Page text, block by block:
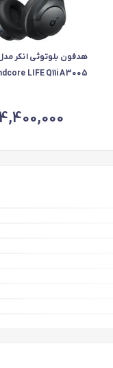
هدفون بلوتوثی انکر
LIFE Q11i A3005